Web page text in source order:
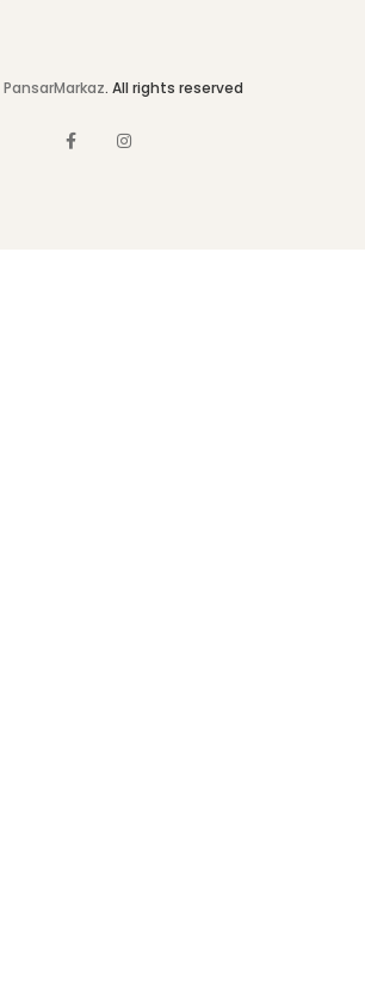
PansarMarkaz. All rights reserved